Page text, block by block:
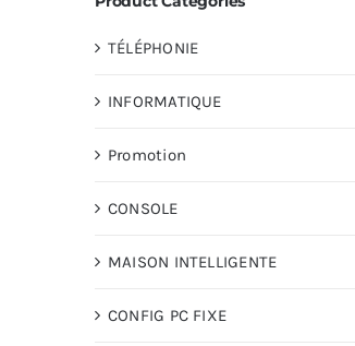
TÉLÉPHONIE
INFORMATIQUE
Promotion
CONSOLE
MAISON INTELLIGENTE
CONFIG PC FIXE